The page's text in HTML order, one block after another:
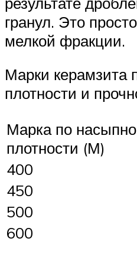
гранул. Это
мелкой фракции.
Марки керамзита
плотности и
Марка по
плотности (М)
400
450
500
600